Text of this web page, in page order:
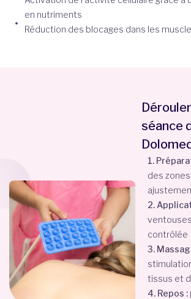
en nutriments
Réduction des blocages dans les
séance
1.
des
2.
contrôlée
3.
tissus et
4. Repos :